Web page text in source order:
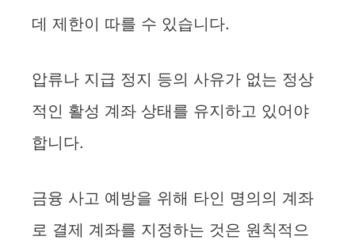
데 제한이 따를 수 있습니다.
압류나 지급 정지 등의 사유가 없는 정상
적인 활성 계좌 상태를 유지하고 있어야
합니다.
금융 사고 예방을 위해 타인 명의의 계좌
로 결제 계좌를 지정하는 것은 원칙적으